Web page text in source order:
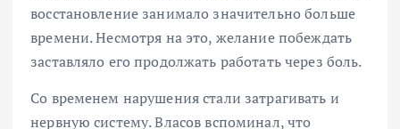
восстановление занимало значительно больше
времени. Несмотря на это, желание побеждать
заставляло его продолжать работать через боль.
Со временем нарушения стали затрагивать и
нервную систему. Власов вспоминал, что